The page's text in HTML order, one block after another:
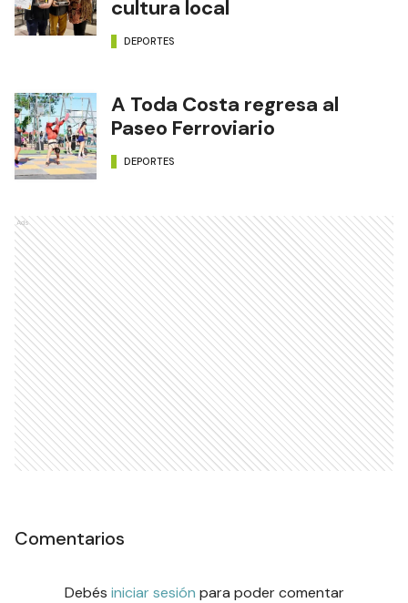
cultura local
DEPORTES
A Toda Costa regresa al
Paseo Ferroviario
DEPORTES
Ads
Comentarios
Debés iniciar sesión para poder comentar